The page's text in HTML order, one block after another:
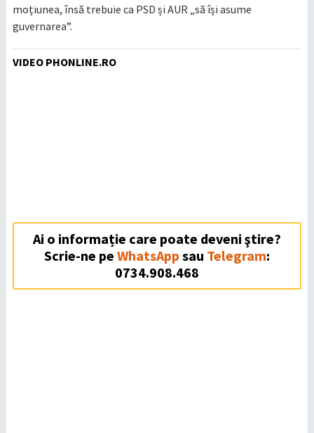
moțiunea, însă trebuie ca PSD și AUR „să își asume
guvernarea”.
VIDEO PHONLINE.RO
Ai o informație care poate deveni ştire?
Scrie-ne pe WhatsApp sau Telegram:
0734.908.468